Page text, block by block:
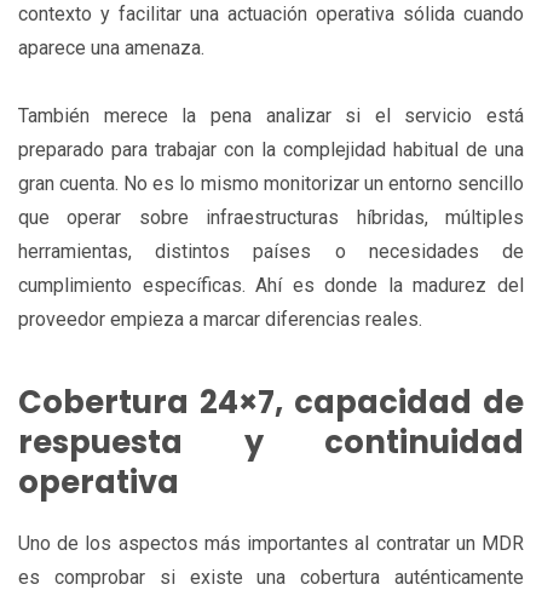
contexto y facilitar una actuación operativa sólida cuando
aparece una amenaza.
También merece la pena analizar si el servicio está
preparado para trabajar con la complejidad habitual de una
gran cuenta. No es lo mismo monitorizar un entorno sencillo
que operar sobre infraestructuras híbridas, múltiples
herramientas, distintos países o necesidades de
cumplimiento específicas. Ahí es donde la madurez del
proveedor empieza a marcar diferencias reales.
Cobertura 24×7, capacidad de
respuesta y continuidad
operativa
Uno de los aspectos más importantes al contratar un MDR
es comprobar si existe una cobertura auténticamente